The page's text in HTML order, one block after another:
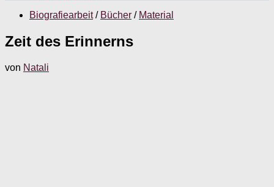
Biografiearbeit / Bücher / Material
Zeit des Erinnerns
von Natali